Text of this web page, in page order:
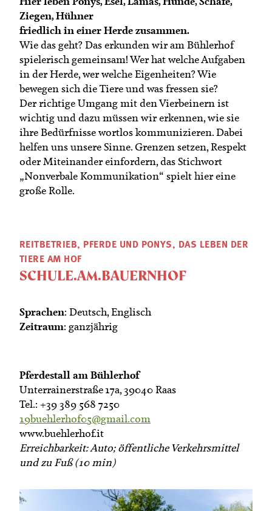
Mitgliedschaft
Landessekretariat
Bäuerliche Buffets
Hofgeschichten
Ziegen, Hühner
friedlich in einer Herde zusammen.
Wie das geht? Das erkunden wir am Bühlerhof
spielerisch gemeinsam! Wer hat welche Aufgaben
in der Herde, wer welche Eigenheiten? Wie
bewegen sich die Tiere und was fressen sie?
Der richtige Umgang mit den Vierbeinern ist
wichtig und dazu müssen wir erkennen, wie sie
ihre Bedürfnisse wortlos kommunizieren. Dabei
helfen uns unsere Sinne. Grenzen setzen, Respekt
oder Miteinander einfordern, das Stichwort
„Nonverbale Kommunikation“ spielt hier eine
große Rolle.
REITBETRIEB, PFERDE UND PONYS, DAS LEBEN DER
TIERE AM HOF
SCHULE.AM.BAUERNHOF
Sprachen: Deutsch, Englisch
Zeitraum: ganzjährig
Pferdestall am Bühlerhof
Unterrainerstraße 17a, 39040 Raas
Tel.: +39 389 568 7250
19buehlerhof05@gmail.com
www.buehlerhof.it
Erreichbarkeit: Auto; öffentliche Verkehrsmittel
und zu Fuß (10 min)